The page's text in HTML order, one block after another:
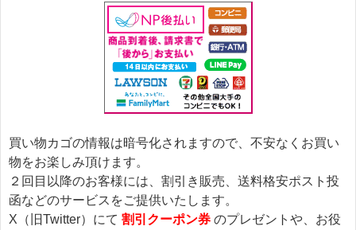
買い物カゴの情報は暗号化されますので、不安なくお買い
物をお楽しみ頂けます。
２回目以降のお客様には、割引き販売、送料格安ポスト投
函などのサービスをご提供いたします。
X（旧Twitter）にて 割引クーポン券 のプレゼントや、お役